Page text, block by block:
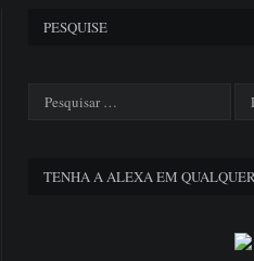
PESQUISE
TENHA A ALEXA EM